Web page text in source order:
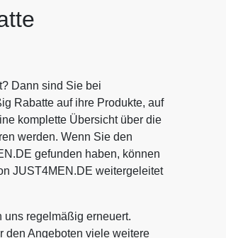
Dann sind Sie bei
Rabatte auf ihre Produkte, auf
komplette Übersicht über die
werden. Wenn Sie den
gefunden haben, können
JUST4MEN.DE weitergeleitet
uns regelmäßig erneuert.
den Angeboten viele weitere